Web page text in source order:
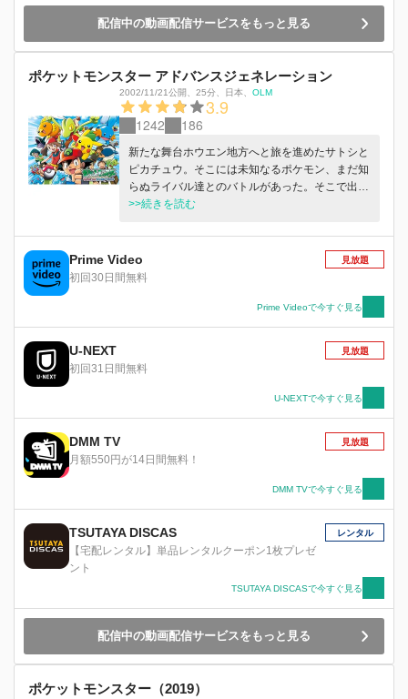
配信中の動画配信サービスをもっと見る
ポケットモンスター アドバンスジェネレーション
2002/11/21公開 25分 日本 OLM
3.9
1242 186
新たな舞台ホウエン地方へと旅を進めたサトシと
ピカチュウ。そこには未知なるポケモン、まだ知
らぬライバル達とのバトルがあった。そこで出会
ったのが、ハルカとマサトの姉弟。ハルカはトッ
と希望の旅を始める。そして一行の旅の舞台は、
一転カントー地方へ。サトシはバトルフロンティ
ア制覇を、ハルカもまたポケモンコンテストへの
>>続きを読む
Prime Video
初回30日間無料
見放題
Prime Videoで今すぐ見る
U-NEXT
初回31日間無料
見放題
U-NEXTで今すぐ見る
DMM TV
月額550円が14日間無料！
見放題
DMM TVで今すぐ見る
TSUTAYA DISCAS
【宅配レンタル】単品レンタルクーポン1枚プレゼ
ント
レンタル
TSUTAYA DISCASで今すぐ見る
配信中の動画配信サービスをもっと見る
ポケットモンスター（2019）